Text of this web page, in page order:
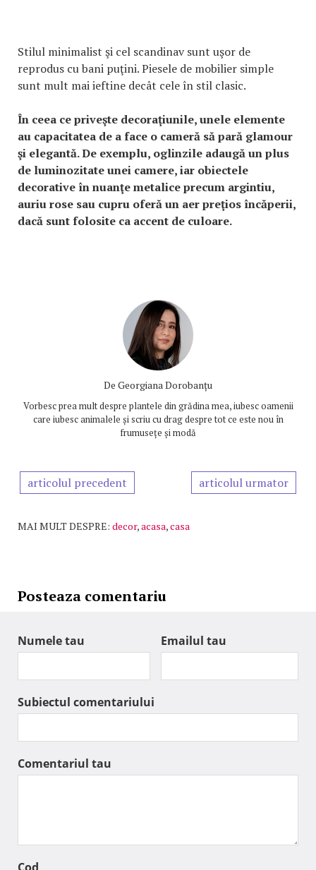
Stilul minimalist şi cel scandinav sunt uşor de
reprodus cu bani puţini. Piesele de mobilier simple
sunt mult mai ieftine decât cele în stil clasic.
În ceea ce priveşte decoraţiunile, unele elemente
au capacitatea de a face o cameră să pară glamour
şi elegantă. De exemplu, oglinzile adaugă un plus
de luminozitate unei camere, iar obiectele
decorative în nuanţe metalice precum argintiu,
auriu rose sau cupru oferă un aer preţios încăperii,
dacă sunt folosite ca accent de culoare.
De Georgiana Dorobanțu
Vorbesc prea mult despre plantele din grădina mea, iubesc oamenii
care iubesc animalele și scriu cu drag despre tot ce este nou în
frumusețe și modă
articolul precedent articolul urmator
MAI MULT DESPRE: decor,acasa,casa
Posteaza comentariu
Numele tau Emailul tau
Subiectul comentariului
Comentariul tau